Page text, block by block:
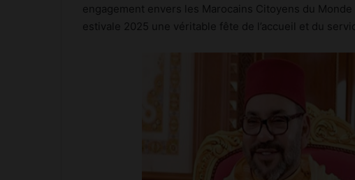
engagement envers les Marocains Citoyens du
estivale 2025 une véritable fête de l’accueil et du